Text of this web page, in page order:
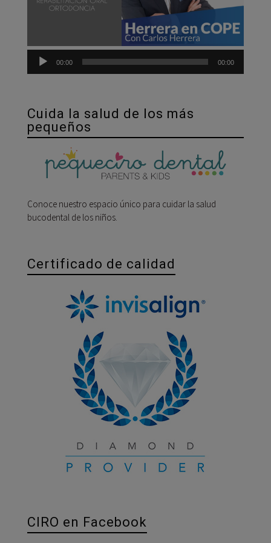
00:00 00:00
Cuida la salud de los más
pequeños
Conoce nuestro espacio único para cuidar la salud
bucodental de los niños.
Certificado de calidad
CIRO en Facebook